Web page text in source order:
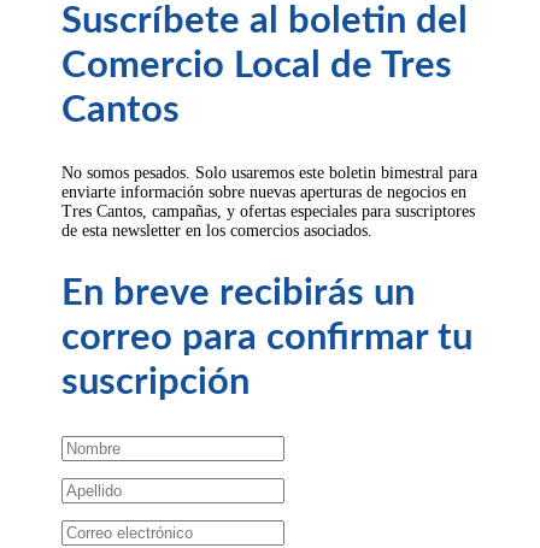
Suscríbete al boletin del
Comercio Local de Tres
Cantos
No somos pesados. Solo usaremos este boletin bimestral para
enviarte información sobre nuevas aperturas de negocios en
Tres Cantos, campañas, y ofertas especiales para suscriptores
de esta newsletter en los comercios asociados.
En breve recibirás un
correo para confirmar tu
suscripción